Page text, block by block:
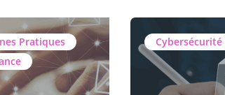
Pratiques
Téléphonie IP